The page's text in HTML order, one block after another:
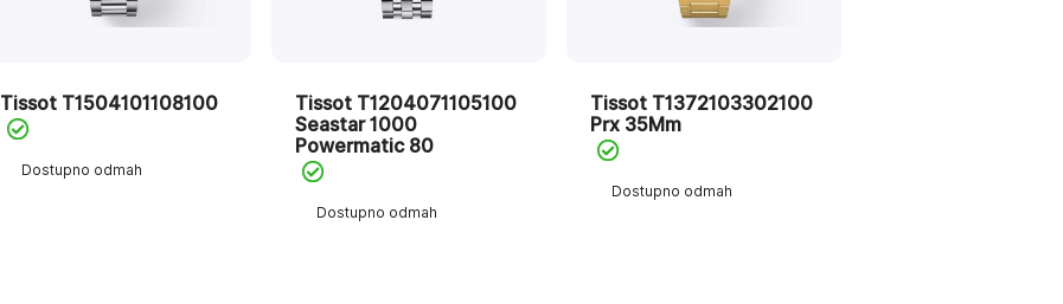
Dostupno odmah
Tissot T1504101108100
Dostupno odmah
Tissot T1204071105100
Seastar 1000
Powermatic 80
Dostupno odmah
Tissot T1372103302100
Prx 35Mm